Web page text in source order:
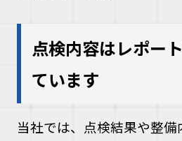
点検内容はレポー
ています
当社では、点検結果や整備